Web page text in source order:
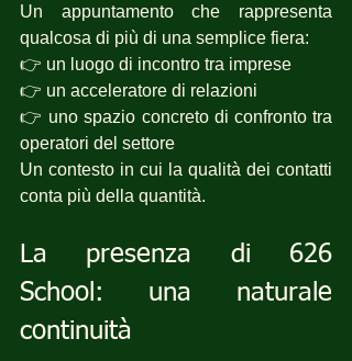
Un appuntamento che rappresenta
qualcosa di più di una semplice fiera:
👉 un luogo di incontro tra imprese
👉 un acceleratore di relazioni
👉 uno spazio concreto di confronto tra
operatori del settore
Un contesto in cui la qualità dei contatti
conta più della quantità.
La presenza di 626
School: una naturale
continuità